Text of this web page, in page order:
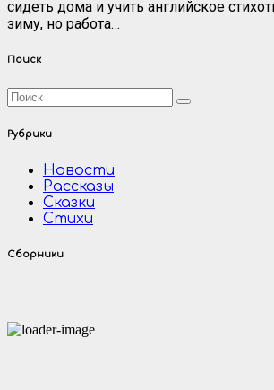
сидеть дома и учить английское
зиму, но работа…
Поиск
Рубрики
Новости
Рассказы
Сказки
Стихи
Сборники